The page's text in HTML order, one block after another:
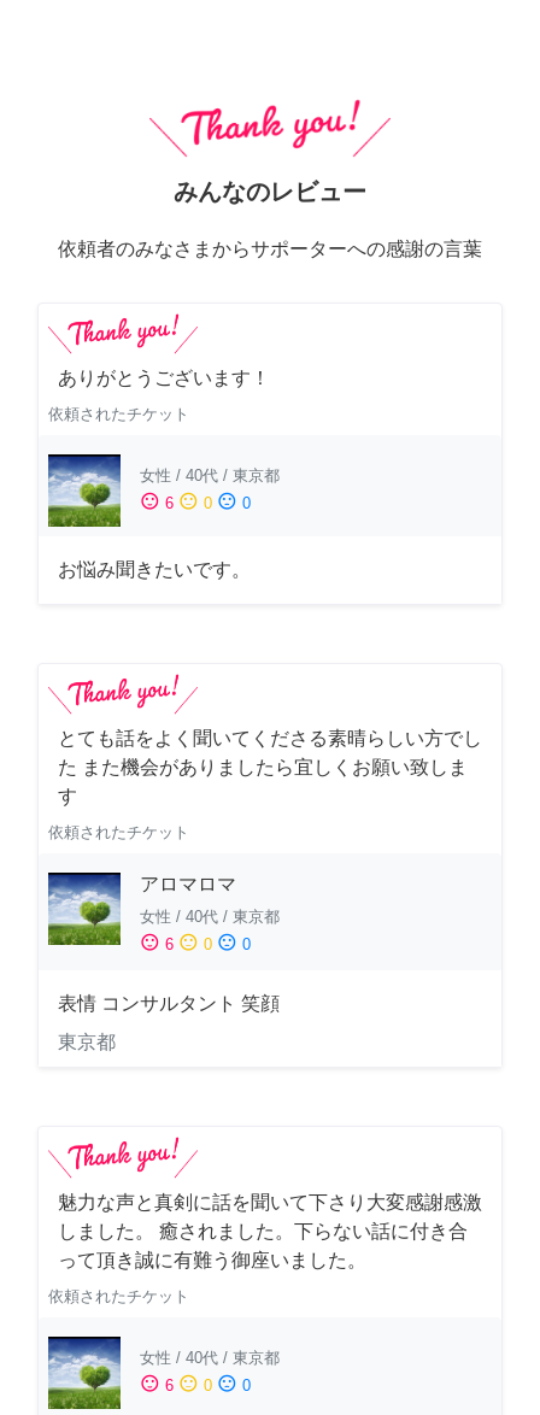
みんなのレビュー
依頼者のみなさまからサポーターへの感謝の言葉
ありがとうございます！
依頼されたチケット
女性 / 40代 / 東京都
sentiment_satisfied 6 sentiment_neutral 0 sentiment_dissatisfied 0
お悩み聞きたいです。
とても話をよく聞いてくださる素晴らしい方でし
た また機会がありましたら宜しくお願い致しま
す
依頼されたチケット
アロマロマ
女性 / 40代 / 東京都
sentiment_satisfied 6 sentiment_neutral 0 sentiment_dissatisfied 0
表情 コンサルタント 笑顔
東京都
魅力な声と真剣に話を聞いて下さり大変感謝感激
しました。 癒されました。下らない話に付き合
って頂き誠に有難う御座いました。
依頼されたチケット
女性 / 40代 / 東京都
sentiment_satisfied 6 sentiment_neutral 0 sentiment_dissatisfied 0